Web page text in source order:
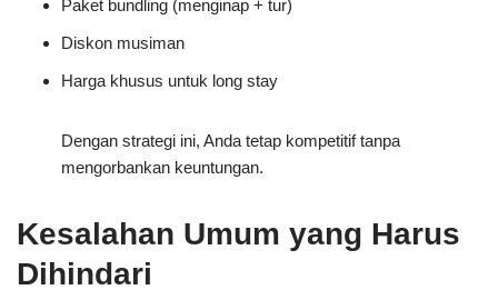
Paket bundling (menginap + tur)
Diskon musiman
Harga khusus untuk long stay
Dengan strategi ini, Anda tetap kompetitif tanpa
mengorbankan keuntungan.
Kesalahan Umum yang Harus
Dihindari